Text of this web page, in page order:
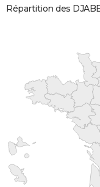
Répartition des